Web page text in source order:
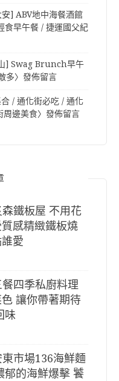
安] ABV地中海餐酒館
食早午餐 / 捷運國父紀
] Swag Brunch早午
多〉發佈留言
/ 通化街必吃 / 通化
周邊美食〉發佈留言
鐵板屋 不用花
感精緻鐵板燒
愛
四季私廚料理
讓你帶著期待
味
市場136海鮮麵
郁的海鮮爆擊 饕